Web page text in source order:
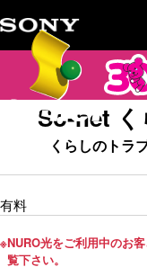
So-net
くらしのトラ
有料
※NURO光をご利用中のお
覧下さい。